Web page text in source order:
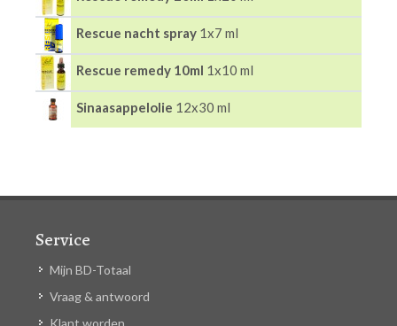
Rescue nacht spray 1x7 ml
Rescue remedy 10ml 1x10 ml
Sinaasappelolie 12x30 ml
Service
Mijn BD-Totaal
Vraag & antwoord